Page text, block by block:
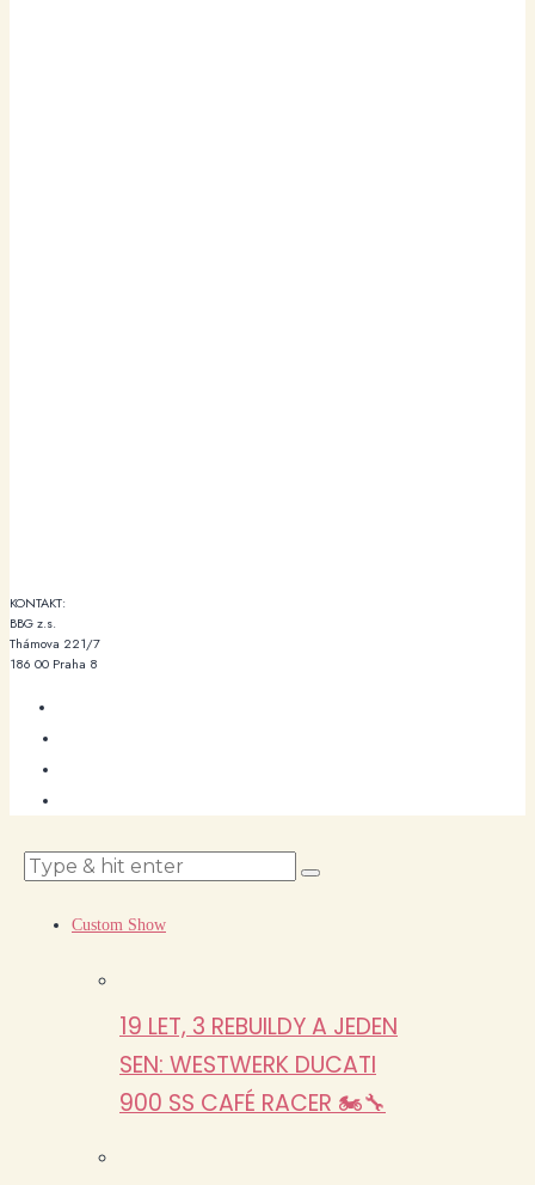
KONTAKT:
BBG z.s.
Thámova 221/7
186 00 Praha 8
Custom Show
19 LET, 3 REBUILDY A JEDEN
SEN: WESTWERK DUCATI
900 SS CAFÉ RACER 🏍️🔧